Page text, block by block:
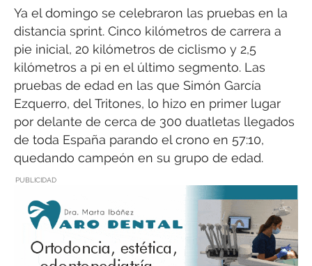
Ya el domingo se celebraron las pruebas en la
distancia sprint. Cinco kilómetros de carrera a
pie inicial, 20 kilómetros de ciclismo y 2,5
kilómetros a pi en el último segmento. Las
pruebas de edad en las que Simón García
Ezquerro, del Tritones, lo hizo en primer lugar
por delante de cerca de 300 duatletas llegados
de toda España parando el crono en 57:10,
quedando campeón en su grupo de edad.
PUBLICIDAD